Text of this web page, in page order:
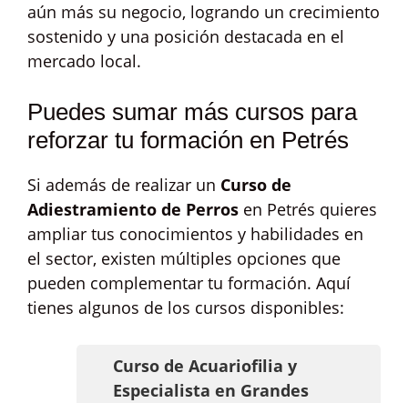
aún más su negocio, logrando un crecimiento
sostenido y una posición destacada en el
mercado local.
Puedes sumar más cursos para
reforzar tu formación en Petrés
Si además de realizar un Curso de
Adiestramiento de Perros en Petrés quieres
ampliar tus conocimientos y habilidades en
el sector, existen múltiples opciones que
pueden complementar tu formación. Aquí
tienes algunos de los cursos disponibles:
Curso de Acuariofilia y
Especialista en Grandes